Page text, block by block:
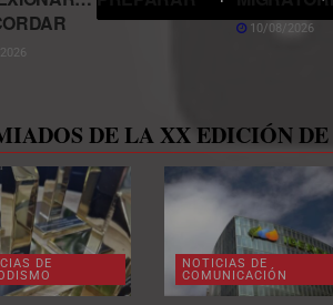
10/08/2026
DE LA XX EDICIÓN
DE
NOTICIAS DE
COMUNICACIÓN